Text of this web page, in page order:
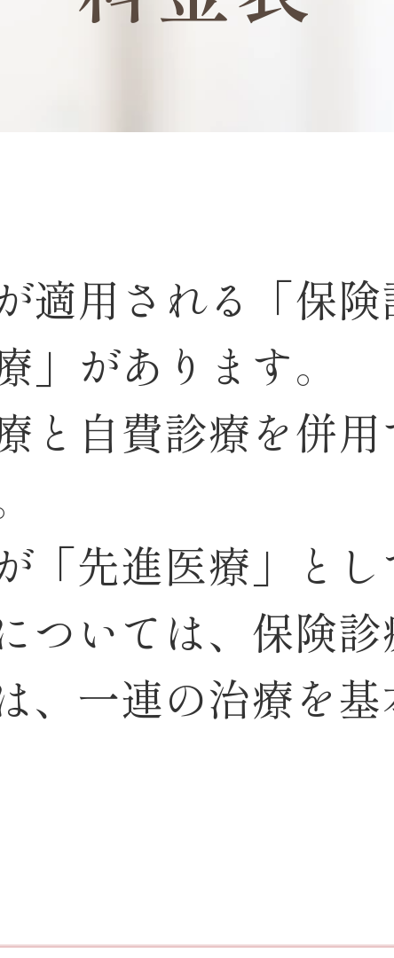
適用される「保
があります。
と自費診療を併
「先進医療」と
ついては、保険
、一連の治療を